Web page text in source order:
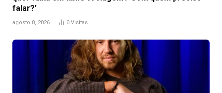
falar?’
agosto 8, 2026 0 Visitas